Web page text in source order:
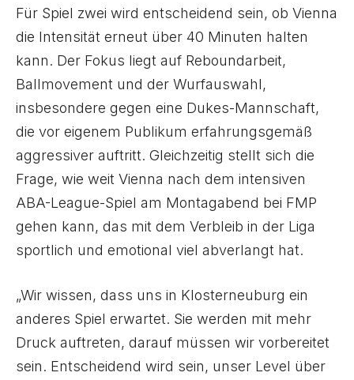
Für Spiel zwei wird entscheidend sein, ob Vienna
die Intensität erneut über 40 Minuten halten
kann. Der Fokus liegt auf Reboundarbeit,
Ballmovement und der Wurfauswahl,
insbesondere gegen eine Dukes-Mannschaft,
die vor eigenem Publikum erfahrungsgemäß
aggressiver auftritt. Gleichzeitig stellt sich die
Frage, wie weit Vienna nach dem intensiven
ABA-League-Spiel am Montagabend bei FMP
gehen kann, das mit dem Verbleib in der Liga
sportlich und emotional viel abverlangt hat.
„Wir wissen, dass uns in Klosterneuburg ein
anderes Spiel erwartet. Sie werden mit mehr
Druck auftreten, darauf müssen wir vorbereitet
sein. Entscheidend wird sein, unser Level über